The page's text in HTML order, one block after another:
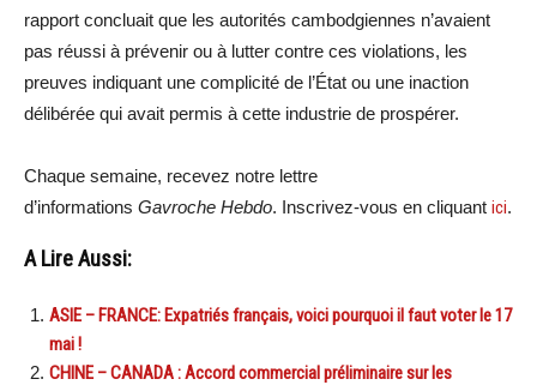
rapport concluait que les autorités cambodgiennes n’avaient
pas réussi à prévenir ou à lutter contre ces violations, les
preuves indiquant une complicité de l’État ou une inaction
délibérée qui avait permis à cette industrie de prospérer.
Chaque semaine, recevez notre lettre
d’informations Gavroche Hebdo. Inscrivez-vous en cliquant ici.
A Lire Aussi:
ASIE – FRANCE: Expatriés français, voici pourquoi il faut voter le 17
mai !
CHINE – CANADA : Accord commercial préliminaire sur les